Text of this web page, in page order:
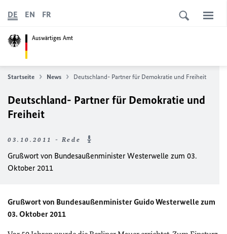
Auswärtiges Amt
DE EN FR
Startseite News Deutschland- Partner für Demokratie und Freiheit
Deutschland- Partner für Demokratie und
Freiheit
03.10.2011 - Rede
Grußwort von Bundesaußenminister Westerwelle zum 03.
Oktober 2011
Grußwort von Bundesaußenminister Guido Westerwelle zum
03. Oktober 2011